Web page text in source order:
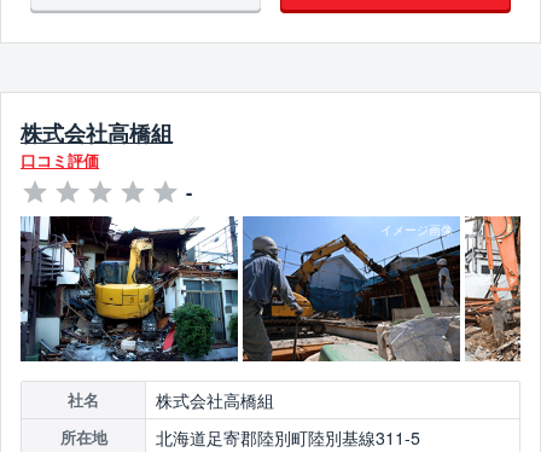
株式会社高橋組
口コミ評価
-
社名 株式会社高橋組
所在地 北海道足寄郡陸別町陸別基線311-5